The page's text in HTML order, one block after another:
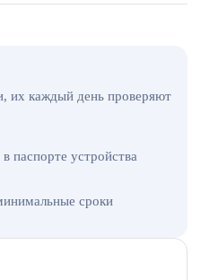
каждый день проверяют
паспорте устройства
сроки